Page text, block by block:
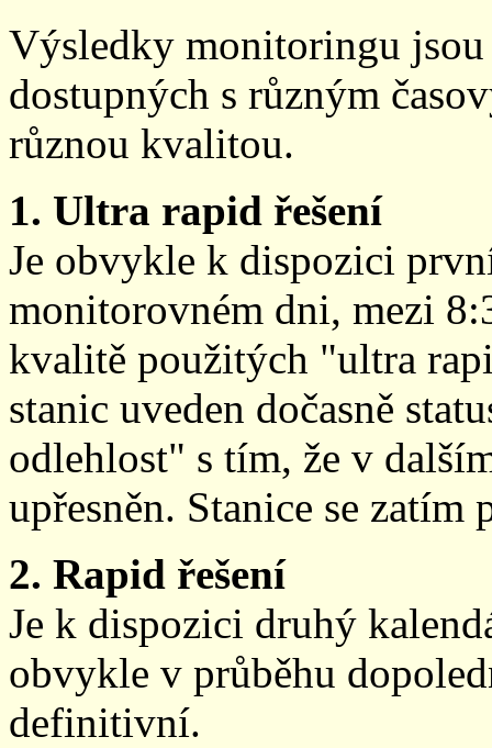
Výsledky monitoringu
dostupných s různým
různou kvalitou.
1. Ultra rapid řešení
Je obvykle k dispozici
monitorovném dni, mezi
kvalitě použitých "ultra
stanic uveden dočasně
odlehlost" s tím, že v
upřesněn. Stanice se zatím
2. Rapid řešení
Je k dispozici druhý
obvykle v průběhu
definitivní.